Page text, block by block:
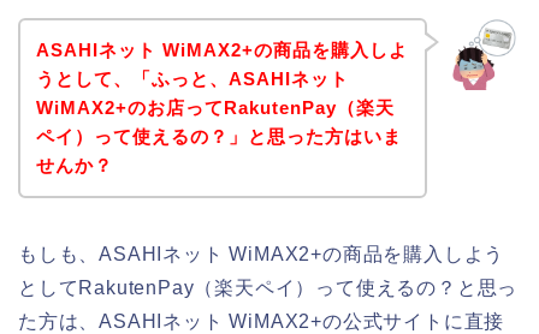
ASAHIネット WiMAX2+の商品を購入しよ
うとして、「ふっと、ASAHIネット
WiMAX2+のお店ってRakutenPay（楽天
ペイ）って使えるの？」と思った方はいま
せんか？
もしも、ASAHIネット WiMAX2+の商品を購入しよう
としてRakutenPay（楽天ペイ）って使えるの？と思っ
た方は、ASAHIネット WiMAX2+の公式サイトに直接